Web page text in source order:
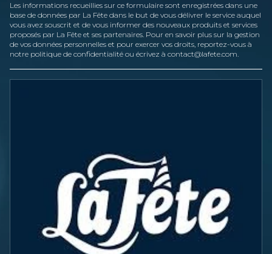
Les informations recueillies sur ce formulaire sont enregistrées dans une
base de données par La Fête dans le but de vous délivrer le service auquel
vous avez souscrit et de vous informer des nouveaux produits et services
proposés par La Fête et ses partenaires. Pour en savoir plus sur la gestion
de vos données personnelles et pour exercer vos droits, reportez-vous à
notre politique de confidentialité ou écrivez à contact@lafete.com.